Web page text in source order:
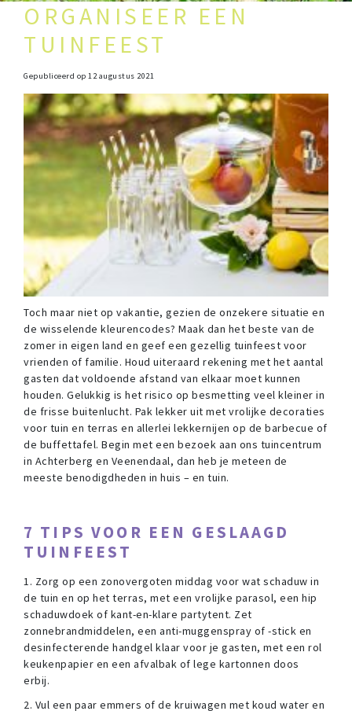
ORGANISEER EEN
TUINFEEST
Gepubliceerd op 12 augustus 2021
Toch maar niet op vakantie, gezien de onzekere situatie en
de wisselende kleurencodes? Maak dan het beste van de
zomer in eigen land en geef een gezellig tuinfeest voor
vrienden of familie. Houd uiteraard rekening met het aantal
gasten dat voldoende afstand van elkaar moet kunnen
houden. Gelukkig is het risico op besmetting veel kleiner in
de frisse buitenlucht. Pak lekker uit met vrolijke decoraties
voor tuin en terras en allerlei lekkernijen op de barbecue of
de buffettafel. Begin met een bezoek aan ons tuincentrum
in Achterberg en Veenendaal, dan heb je meteen de
meeste benodigdheden in huis – en tuin.
7 TIPS VOOR EEN GESLAAGD
TUINFEEST
1. Zorg op een zonovergoten middag voor wat schaduw in
de tuin en op het terras, met een vrolijke parasol, een hip
schaduwdoek of kant-en-klare partytent. Zet
zonnebrandmiddelen, een anti-muggenspray of -stick en
desinfecterende handgel klaar voor je gasten, met een rol
keukenpapier en een afvalbak of lege kartonnen doos
erbij.
2. Vul een paar emmers of de kruiwagen met koud water en